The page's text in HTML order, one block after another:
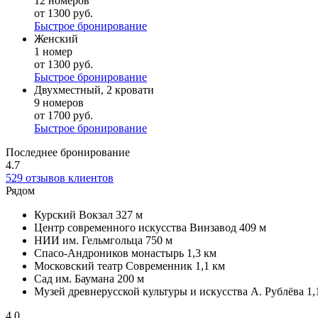
от 1300 руб.
Быстрое бронирование
Женский
1 номер
от 1300 руб.
Быстрое бронирование
Двухместный, 2 кровати
9 номеров
от 1700 руб.
Быстрое бронирование
Последнее бронирование
4.7
529 отзывов клиентов
Рядом
Курский Вокзал 327 м
Центр современного искусства Винзавод 409 м
НИИ им. Гельмгольца 750 м
Спасо-Андроников монастырь 1,3 км
Московский театр Современник 1,1 км
Сад им. Баумана 200 м
Музей древнерусской культуры и искусства А. Рублёва
4.0